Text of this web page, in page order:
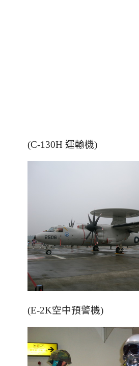
(C-130H 運輸機)
(E-2K空中預警機)